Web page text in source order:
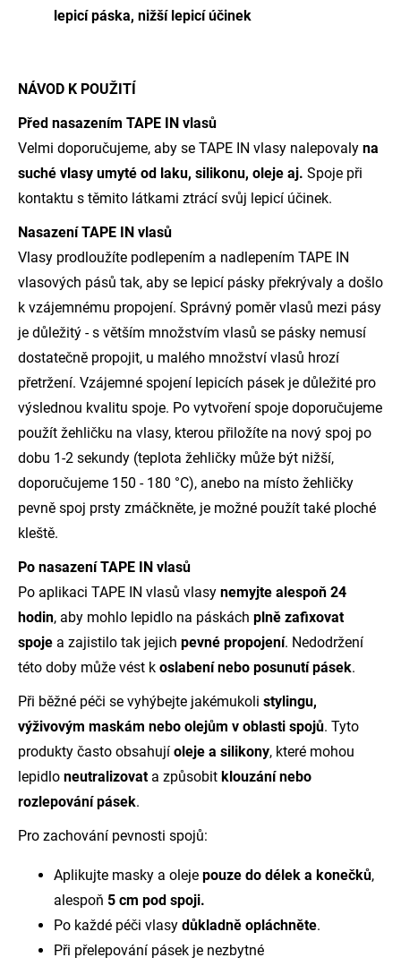
lepicí páska, nižší lepicí účinek
NÁVOD K POUŽITÍ
Před nasazením TAPE IN vlasů
Velmi doporučujeme, aby se TAPE IN vlasy nalepovaly na
suché vlasy umyté od laku, silikonu, oleje aj. Spoje při
kontaktu s těmito látkami ztrácí svůj lepicí účinek.
Nasazení TAPE IN vlasů
Vlasy prodloužíte podlepením a nadlepením TAPE IN
vlasových pásů tak, aby se lepicí pásky překrývaly a došlo
k vzájemnému propojení. Správný poměr vlasů mezi pásy
je důležitý - s větším množstvím vlasů se pásky nemusí
dostatečně propojit, u malého množství vlasů hrozí
přetržení. Vzájemné spojení lepicích pásek je důležité pro
výslednou kvalitu spoje. Po vytvoření spoje doporučujeme
použít žehličku na vlasy, kterou přiložíte na nový spoj po
dobu 1-2 sekundy (teplota žehličky může být nižší,
doporučujeme 150 - 180 °C), anebo na místo žehličky
pevně spoj prsty zmáčkněte, je možné použít také ploché
kleště.
Po nasazení TAPE IN vlasů
Po aplikaci TAPE IN vlasů vlasy nemyjte alespoň 24
hodin, aby mohlo lepidlo na páskách plně zafixovat
spoje a zajistilo tak jejich pevné propojení. Nedodržení
této doby může vést k oslabení nebo posunutí pásek.
Při běžné péči se vyhýbejte jakémukoli stylingu,
výživovým maskám nebo olejům v oblasti spojů. Tyto
produkty často obsahují oleje a silikony, které mohou
lepidlo neutralizovata způsobit klouzání nebo
rozlepování pásek.
Pro zachování pevnosti spojů:
Aplikujte masky a oleje pouze do délek a konečků,
alespoň 5 cm pod spoji.
Po každé péči vlasy důkladně opláchněte.
Při přelepování pásek je nezbytné